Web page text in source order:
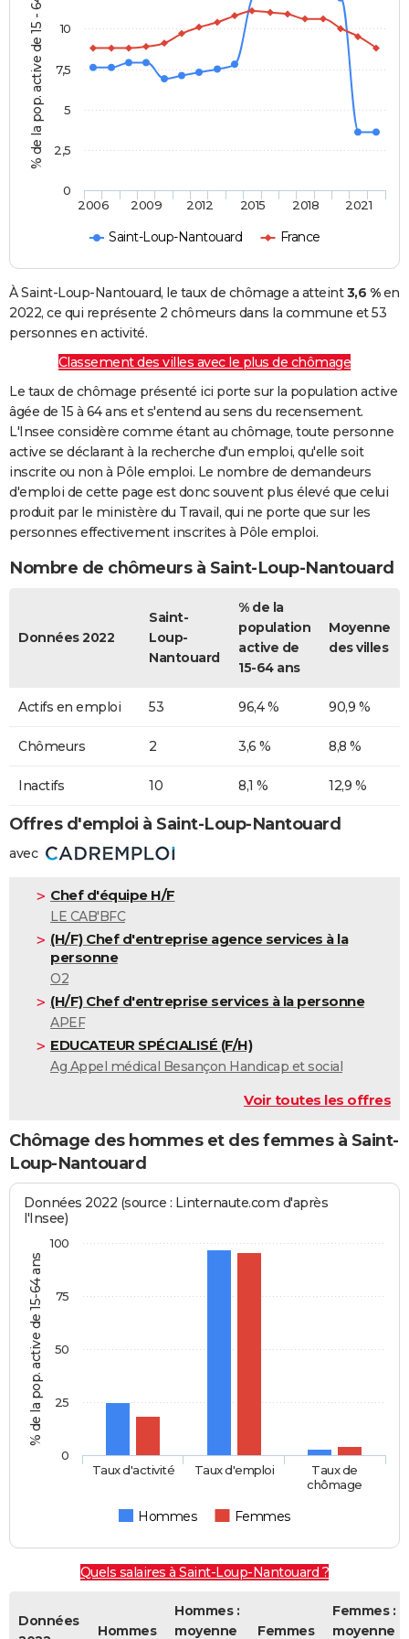
% de la pop. active de 15 - 64 ans
Saint-Loup-Nantouard France
2006 2009 2012 2015 2018 2021
0
2,5
5
7,5
10
À Saint-Loup-Nantouard, le taux de chômage a atteint3,6 %en
2022, ce qui représente 2 chômeurs dans la commune et 53
personnes en activité.
Classement des villes avec le plus de chômage
Le taux de chômage présenté ici porte sur la population active
âgée de 15 à 64 ans et s'entend au sens du recensement.
L'Insee considère comme étant au chômage, toute personne
active se déclarant à la recherche d'un emploi, qu'elle soit
inscrite ou non à Pôle emploi. Le nombre de demandeurs
d'emploi de cette page est donc souvent plus élevé que celui
produit par le ministère du Travail, qui ne porte que sur les
personnes effectivement inscrites à Pôle emploi.
Nombre de chômeurs à Saint-Loup-Nantouard
Données 2022
Saint-
Loup-
Nantouard
% de la
population
active de
15-64 ans
Moyenne
des villes
Actifs en emploi 53 96,4 % 90,9 %
Chômeurs 2 3,6 % 8,8 %
Inactifs 10 8,1 % 12,9 %
Offres d'emploi à Saint-Loup-Nantouard
avec
Chef d'équipe H/F
LE CAB'BFC
(H/F) Chef d'entreprise agence services à la
personne
O2
(H/F) Chef d'entreprise services à la personne
APEF
EDUCATEUR SPÉCIALISÉ (F/H)
Ag Appel médical Besançon Handicap et social
Voir toutes les offres
Chômage des hommes et des femmes à Saint-
Loup-Nantouard
% de la pop. active de 15-64 ans
Données 2022 (source : Linternaute.com d'après
l'Insee)
Hommes Femmes
Taux d'activité Taux d'emploi
Taux de
chômage
0
25
50
75
100
Quels salaires à Saint-Loup-Nantouard ?
Données
Hommes
Hommes :
moyenne
Femmes
Femmes :
moyenne